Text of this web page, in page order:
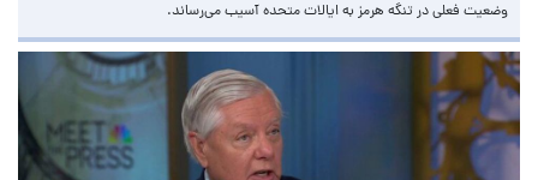
وضعیت فعلی در تنگه هرمز به ایالات متحده آسیب می‌رساند.